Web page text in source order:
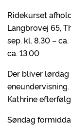
Ridekurset
Langbrovej 65,
sep. kl. 8.30 –
ca. 13.00
Der bliver lørdag
Kathrine
Søndag